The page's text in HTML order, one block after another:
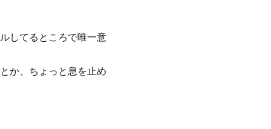
してるところで唯一意
か、ちょっと息を止め